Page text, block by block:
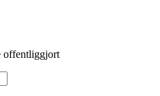
offentliggjort